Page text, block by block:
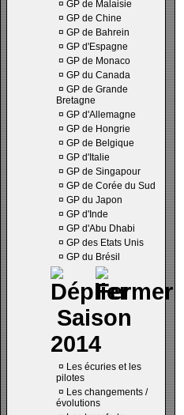
¤ GP de Malaisie
¤ GP de Chine
¤ GP de Bahrein
¤ GP d'Espagne
¤ GP de Monaco
¤ GP du Canada
¤ GP de Grande
Bretagne
¤ GP d'Allemagne
¤ GP de Hongrie
¤ GP de Belgique
¤ GP d'Italie
¤ GP de Singapour
¤ GP de Corée du Sud
¤ GP du Japon
¤ GP d'Inde
¤ GP d'Abu Dhabi
¤ GP des Etats Unis
¤ GP du Brésil
Saison
2014
¤ Les écuries et les
pilotes
¤ Les changements /
évolutions